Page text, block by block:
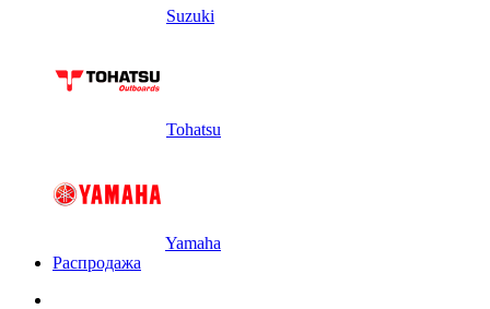
Suzuki
Tohatsu
Yamaha
Распродажа